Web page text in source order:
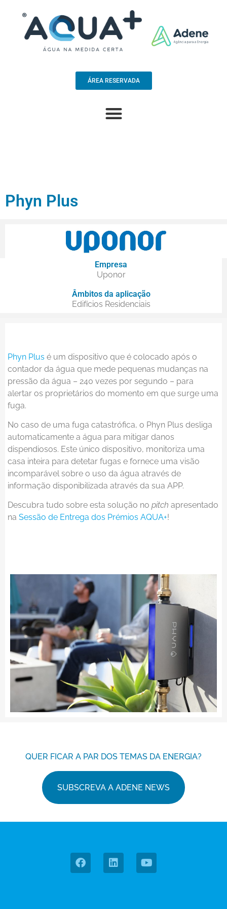
ÁREA RESERVADA
Phyn Plus
Empresa
Uponor
Âmbitos da aplicação
Edifícios Residenciais
Phyn Plus é um dispositivo que é colocado após o
contador da água que mede pequenas mudanças na
pressão da água – 240 vezes por segundo – para
alertar os proprietários do momento em que surge uma
fuga.
No caso de uma fuga catastrófica, o Phyn Plus desliga
automaticamente a água para mitigar danos
dispendiosos. Este único dispositivo, monitoriza uma
casa inteira para detetar fugas e fornece uma visão
incomparável sobre o uso da água através de
informação disponibilizada através da sua APP.
Descubra tudo sobre esta solução no pitch apresentado
na Sessão de Entrega dos Prémios AQUA+!
QUER FICAR A PAR DOS TEMAS DA ENERGIA?
SUBSCREVA A ADENE NEWS